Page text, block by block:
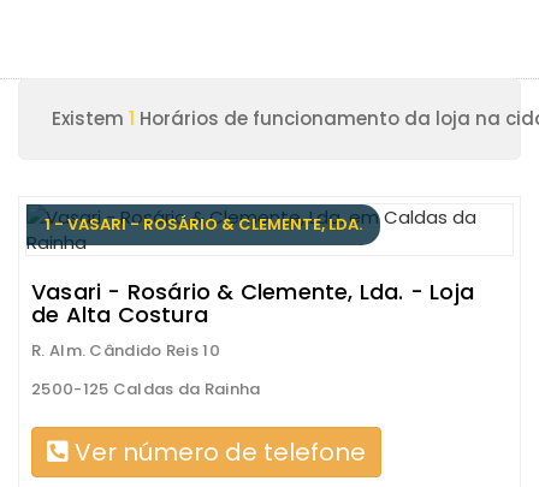
Existem 1 Horários de funcionamento da loja na
1 - VASARI - ROSÁRIO & CLEMENTE, LDA.
Vasari - Rosário & Clemente, Lda. - Loja
de Alta Costura
R. Alm. Cândido Reis 10
2500-125 Caldas da Rainha
Ver número de telefone